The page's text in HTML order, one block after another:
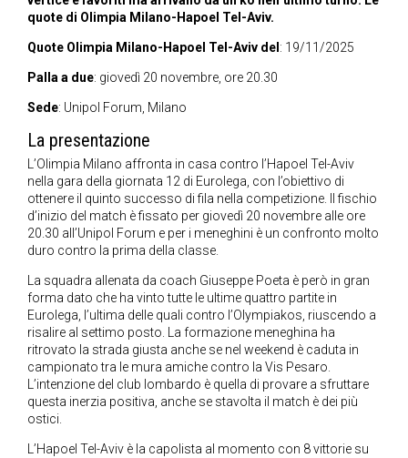
quote di Olimpia Milano-Hapoel Tel-Aviv.
Quote Olimpia Milano-Hapoel Tel-Aviv del : 19/11/2025
Palla a due: giovedì 20 novembre, ore 20.30
Sede: Unipol Forum, Milano
La presentazione
L’Olimpia Milano affronta in casa contro l’Hapoel Tel-Aviv
nella gara della giornata 12 di Eurolega, con l’obiettivo di
ottenere il quinto successo di fila nella competizione. Il fischio
d’inizio del match è fissato per giovedì 20 novembre alle ore
20.30 all’Unipol Forum e per i meneghini è un confronto molto
duro contro la prima della classe.
La squadra allenata da coach Giuseppe Poeta è però in gran
forma dato che ha vinto tutte le ultime quattro partite in
Eurolega, l’ultima delle quali contro l’Olympiakos, riuscendo a
risalire al settimo posto. La formazione meneghina ha
ritrovato la strada giusta anche se nel weekend è caduta in
campionato tra le mura amiche contro la Vis Pesaro.
L’intenzione del club lombardo è quella di provare a sfruttare
questa inerzia positiva, anche se stavolta il match è dei più
ostici.
L’Hapoel Tel-Aviv è la capolista al momento con 8 vittorie su